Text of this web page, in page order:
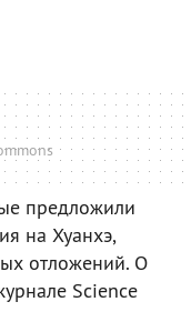
предложили
на Хуанхэ,
отложений. О
Science